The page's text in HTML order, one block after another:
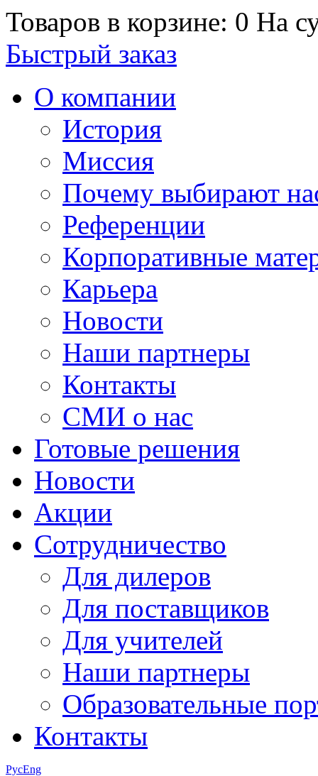
Товаров в корзине: 0 На
Быстрый заказ
О компании
История
Миссия
Почему выбирают
Референции
Корпоративные
Карьера
Новости
Наши партнеры
Контакты
СМИ о нас
Готовые решения
Новости
Акции
Сотрудничество
Для дилеров
Для поставщиков
Для учителей
Наши партнеры
Образовательные
Контакты
РусEng